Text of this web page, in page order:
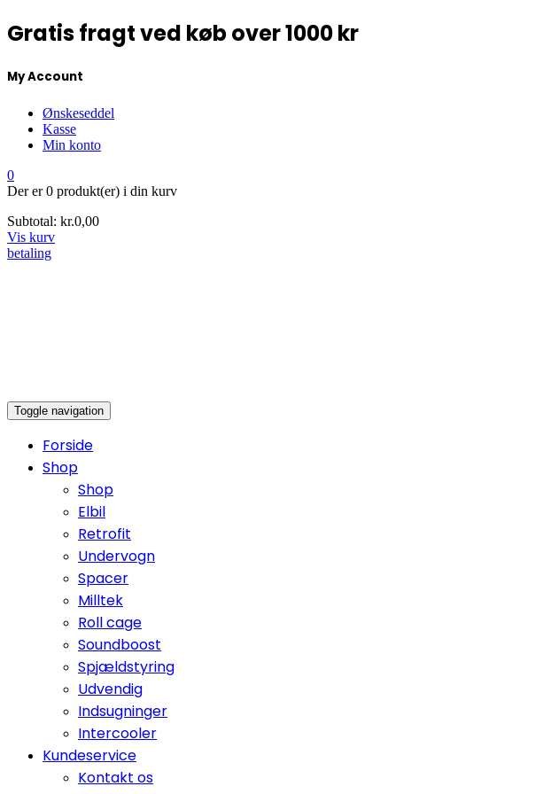
Gratis fragt ved køb over 1000 kr
My Account
Ønskeseddel
Kasse
Min konto
0
Der er0 produkt(er) i din kurv
Subtotal: kr.0,00
Vis kurv
betaling
Toggle navigation
Forside
Shop
Shop
Elbil
Retrofit
Undervogn
Spacer
Milltek
Roll cage
Soundboost
Spjældstyring
Udvendig
Indsugninger
Intercooler
Kundeservice
Kontakt os